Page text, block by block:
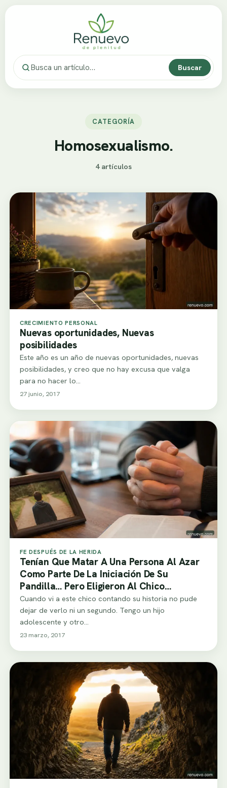
Buscar
CATEGORÍA
Homosexualismo.
4 artículos
CRECIMIENTO PERSONAL
Nuevas oportunidades, Nuevas
posibilidades
Este año es un año de nuevas oportunidades, nuevas
posibilidades, y creo que no hay excusa que valga
para no hacer lo…
27 junio, 2017
FE DESPUÉS DE LA HERIDA
Tenían Que Matar A Una Persona Al Azar
Como Parte De La Iniciación De Su
Pandilla… Pero Eligieron Al Chico
Equivocado
Cuando vi a este chico contando su historia no pude
dejar de verlo ni un segundo. Tengo un hijo
adolescente y otro…
23 marzo, 2017